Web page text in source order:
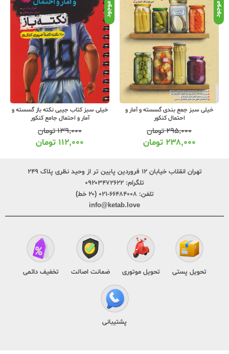
موجود
خیلی سبز جمع بندی گسسته و آمار و
احتمال کنکور
۲۹۵,۰۰۰تومان
۲۳۸,۰۰۰ تومان
موجود
خیلی سبز کتاب جیبی نکته باز گسسته و
آمار و احتمال جامع کنکور
۱۳۹,۰۰۰تومان
۱۱۲,۰۰۰ تومان
تهران انقلاب خیابان ۱۲ فروردین پایین تر از وحید نظری پلاک ۲۴۹
تلگرام: ۰۹۲۰۳۴۷۲۶۲۲
تلفن: ۶۶۴۸۴۰۰۸-۰۲۱ (۲۰ خط)
info@ketab.love
تحویل پستی تحویل موتوری ضمانت اصالت تخفیف دائمی
پشتیبانی